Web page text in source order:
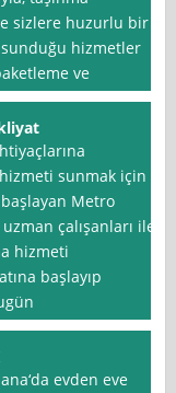
sizlere huzurlu bir
sunduğu hizmetler
ve
hizmeti sunmak için
Metro
çalışanları ile
hizmeti
başlayıp
evden eve